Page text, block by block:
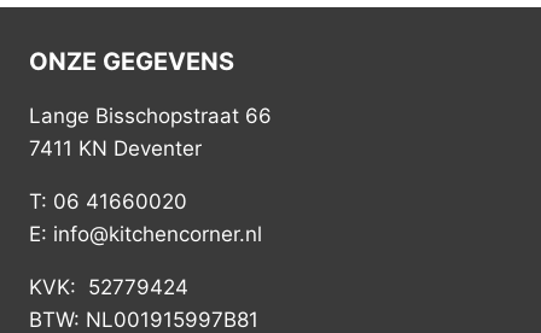
ONZE GEGEVENS
Lange Bisschopstraat 66
7411 KN Deventer
T: 06 41660020
E: info@kitchencorner.nl
KVK: 52779424
BTW: NL001915997B81